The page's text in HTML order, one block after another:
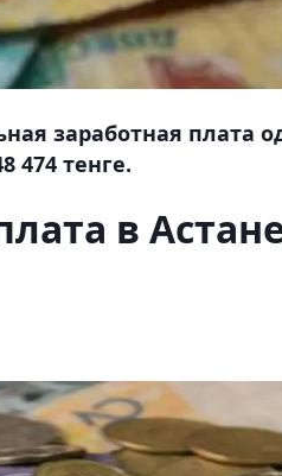
заработная плата
474 тенге.
в